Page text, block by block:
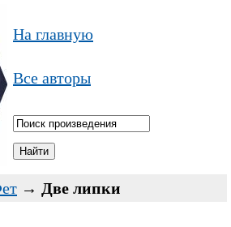
На главную
Все авторы
→ Две липки